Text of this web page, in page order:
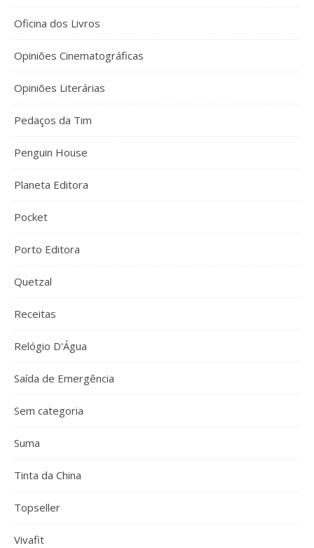
Oficina dos Livros
Opiniões Cinematográficas
Opiniões Literárias
Pedaços da Tim
Penguin House
Planeta Editora
Pocket
Porto Editora
Quetzal
Receitas
Relógio D'Água
Saída de Emergência
Sem categoria
Suma
Tinta da China
Topseller
Vivafit